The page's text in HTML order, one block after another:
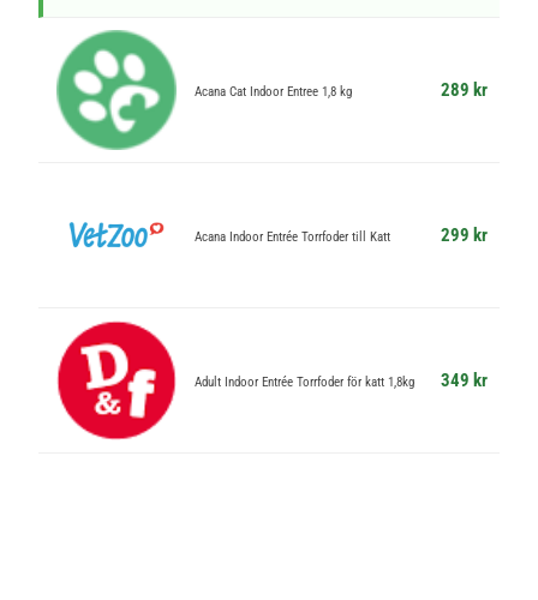
Acana Cat Indoor Entree 1,8 kg 289 kr
Acana Indoor Entrée Torrfoder till Katt 299 kr
Adult Indoor Entrée Torrfoder för katt 1,8kg 349 kr